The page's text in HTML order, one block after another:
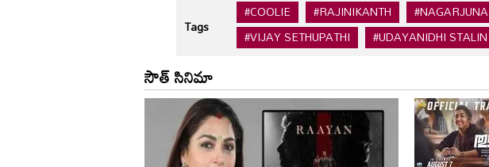
Tags
#COOLIE #RAJINIKANTH #NAGARJUNA
#VIJAY SETHUPATHI
#UDAYANIDHI STALIN
సౌత్ సినిమా